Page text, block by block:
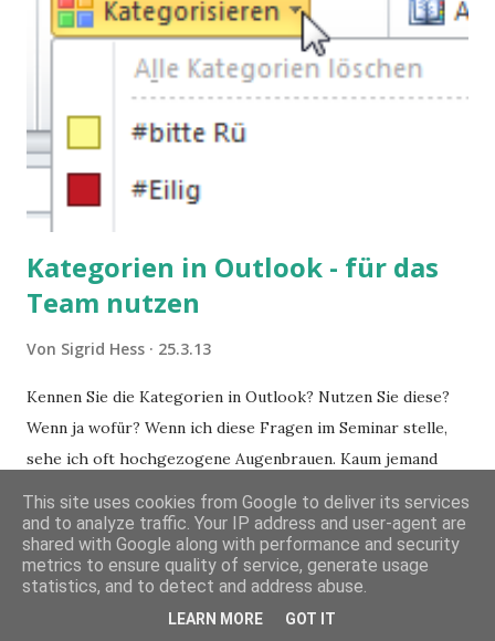
Kategorien in Outlook - für das
Team nutzen
Von Sigrid Hess 25.3.13
Kennen Sie die Kategorien in Outlook? Nutzen Sie diese?
Wenn ja wofür? Wenn ich diese Fragen im Seminar stelle,
sehe ich oft hochgezogene Augenbrauen. Kaum jemand
weiß, was man eigentlich mit diesen Kategorien machen
kann und wofür sie nützlich sind. Dieser Blogartikel stellt
sie Ihnen vor.
6 KOMMENTARE MEHR ANZEIGEN
This site uses cookies from Google to deliver its services
and to analyze traffic. Your IP address and user-agent are
shared with Google along with performance and security
metrics to ensure quality of service, generate usage
statistics, and to detect and address abuse.
LEARN MORE GOT IT